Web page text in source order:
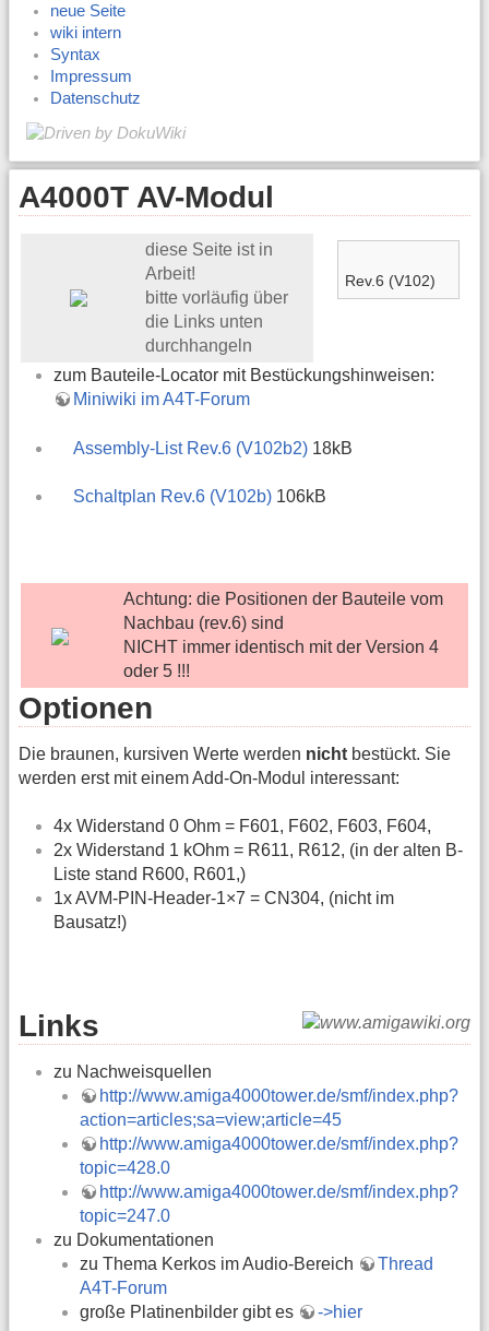
neue Seite
wiki intern
Syntax
Impressum
Datenschutz
A4000T AV-Modul
Rev.6 (V102)
diese Seite ist in
Arbeit!
bitte vorläufig über
die Links unten
durchhangeln
zum Bauteile-Locator mit Bestückungshinweisen:
Miniwiki im A4T-Forum
Assembly-List Rev.6 (V102b2) 18kB
Schaltplan Rev.6 (V102b) 106kB
Achtung: die Positionen der Bauteile vom
Nachbau (rev.6) sind
NICHT immer identisch mit der Version 4
oder 5 !!!
Optionen
Die braunen, kursiven Werte werden nicht bestückt. Sie
werden erst mit einem Add-On-Modul interessant:
4x Widerstand 0 Ohm = F601, F602, F603, F604,
2x Widerstand 1 kOhm = R611, R612, (in der alten B-
Liste stand R600, R601,)
1x AVM-PIN-Header-1×7 = CN304, (nicht im
Bausatz!)
Links
zu Nachweisquellen
http://www.amiga4000tower.de/smf/index.php?
action=articles;sa=view;article=45
http://www.amiga4000tower.de/smf/index.php?
topic=428.0
http://www.amiga4000tower.de/smf/index.php?
topic=247.0
zu Dokumentationen
zu Thema Kerkos im Audio-Bereich
Thread
A4T-Forum
große Platinenbilder gibt es
->hier